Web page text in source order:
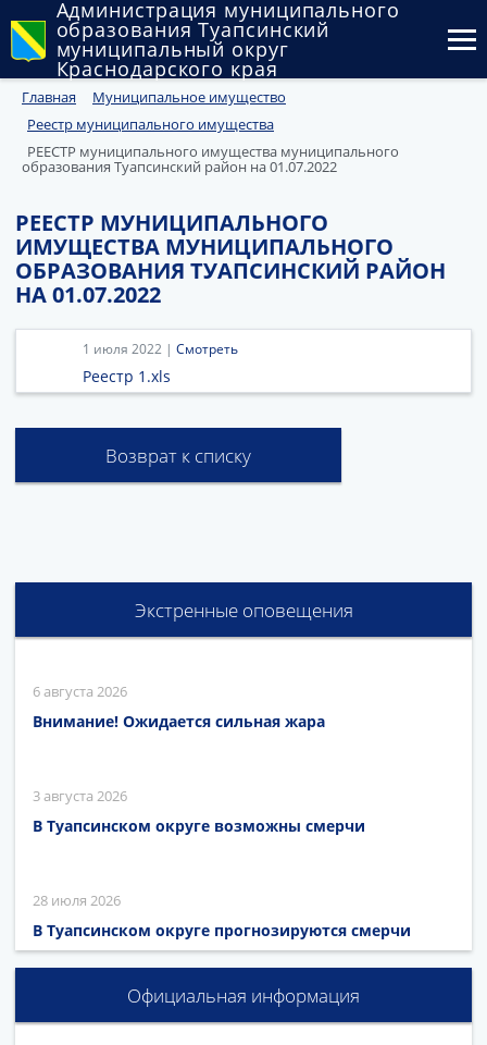
Администрация муниципального
образования Туапсинский
муниципальный округ
Краснодарского края
Округ
Администрация
Государственный и муниципальный контроль
Муниципальное имущество
Публичные слушания и общественные обсуждения
Документы
Главная
Муниципальное имущество
Реестр муниципального имущества
РЕЕСТР муниципального имущества муниципального
образования Туапсинский район на 01.07.2022
РЕЕСТР МУНИЦИПАЛЬНОГО
ИМУЩЕСТВА МУНИЦИПАЛЬНОГО
ОБРАЗОВАНИЯ ТУАПСИНСКИЙ РАЙОН
НА 01.07.2022
1 июля 2022 | Смотреть
Реестр 1.xls
Возврат к списку
Экстренные оповещения
6 августа 2026
Внимание! Ожидается сильная жара
3 августа 2026
В Туапсинском округе возможны смерчи
28 июля 2026
В Туапсинском округе прогнозируются смерчи
Официальная информация